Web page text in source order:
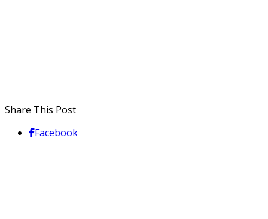
Share This Post
Facebook